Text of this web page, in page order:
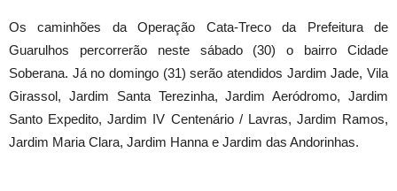
Os caminhões da Operação Cata-Treco da Prefeitura de
Guarulhos percorrerão neste sábado (30) o bairro Cidade
Soberana. Já no domingo (31) serão atendidos Jardim Jade, Vila
Girassol, Jardim Santa Terezinha, Jardim Aeródromo, Jardim
Santo Expedito, Jardim IV Centenário / Lavras, Jardim Ramos,
Jardim Maria Clara, Jardim Hanna e Jardim das Andorinhas.